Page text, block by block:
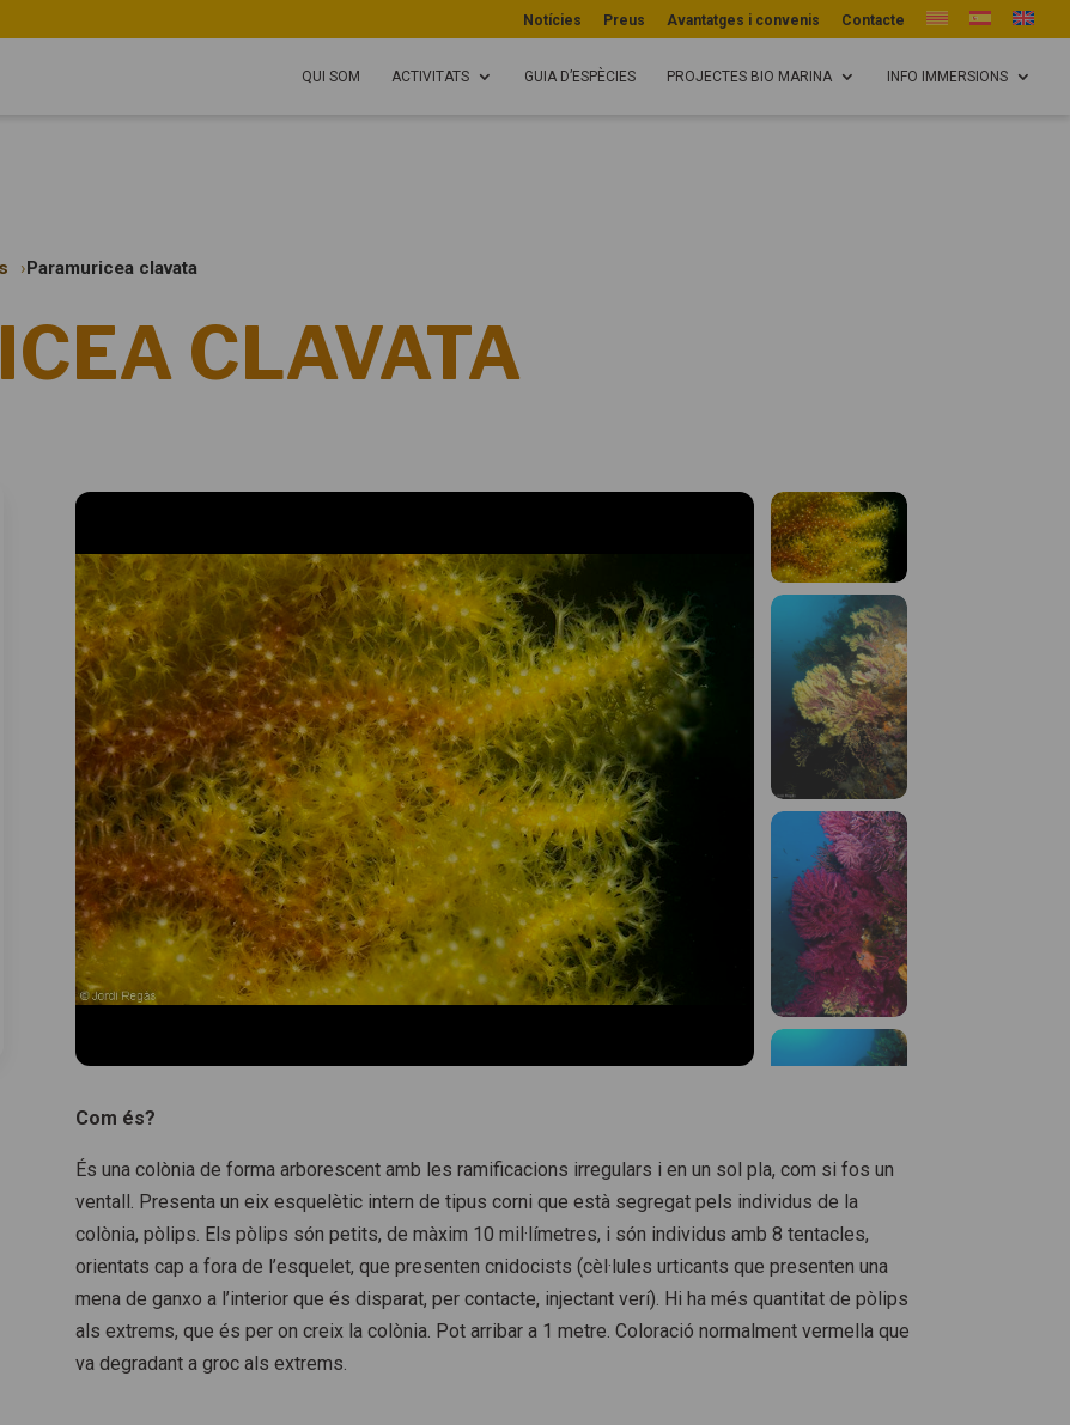
Notícies Preus Avantatges i convenis Contacte
QUI SOM ACTIVITATS GUIA D’ESPÈCIES PROJECTES BIO MARINA INFO IMMERSIONS
Paramuricea clavata
CLAVATA
Com és?
És una colònia de forma arborescent amb les ramificacions irregulars i en un sol pla, com si fos un
ventall. Presenta un eix esquelètic intern de tipus corni que està segregat pels individus de la
colònia, pòlips. Els pòlips són petits, de màxim 10 mil·límetres, i són individus amb 8 tentacles,
orientats cap a fora de l’esquelet, que presenten cnidocists (cèl·lules urticants que presenten una
mena de ganxo a l’interior que és disparat, per contacte, injectant verí). Hi ha més quantitat de pòlips
als extrems, que és per on creix la colònia. Pot arribar a 1 metre. Coloració normalment vermella que
va degradant a groc als extrems.